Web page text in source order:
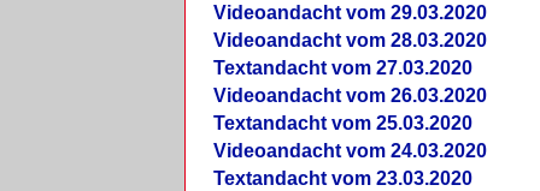
Videoandacht vom 29.03.2020
Videoandacht vom 28.03.2020
Textandacht vom 27.03.2020
Videoandacht vom 26.03.2020
Textandacht vom 25.03.2020
Videoandacht vom 24.03.2020
Textandacht vom 23.03.2020